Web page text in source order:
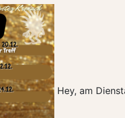
Hey, am